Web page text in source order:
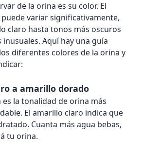
de la orina es su color. El
variar significativamente,
claro hasta tonos más oscuros
Aquí hay una guía
diferentes colores de la orina y
a amarillo dorado
es la tonalidad de orina más
El amarillo claro indica que
Cuanta más agua bebas,
tu orina.